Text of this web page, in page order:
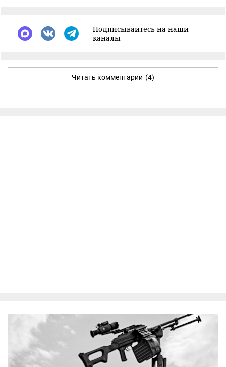
Подписывайтесь на наши
каналы
Читать комментарии (4)